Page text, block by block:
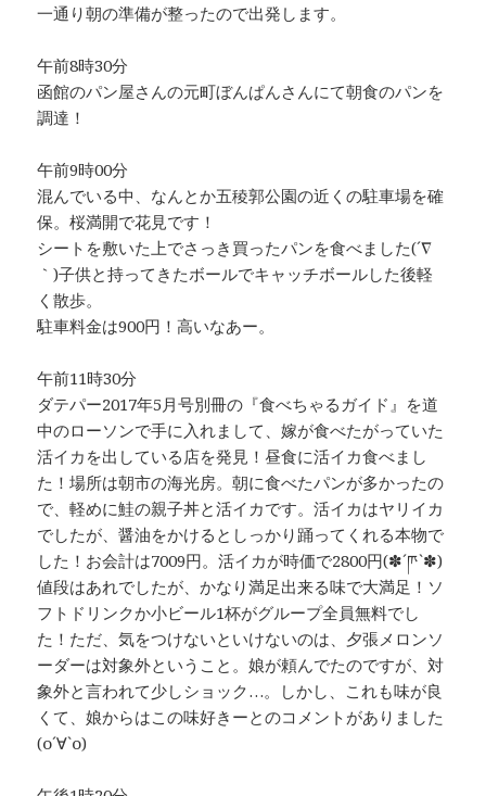
一通り朝の準備が整ったので出発します。
午前8時30分
函館のパン屋さんの元町ぼんぱんさんにて朝食のパンを
調達！
午前9時00分
混んでいる中、なんとか五稜郭公園の近くの駐車場を確
保。桜満開で花見です！
シートを敷いた上でさっき買ったパンを食べました(´∇
｀)子供と持ってきたボールでキャッチボールした後軽
く散歩。
駐車料金は900円！高いなあー。
午前11時30分
ダテパー2017年5月号別冊の『食べちゃるガイド』を道
中のローソンで手に入れまして、嫁が食べたがっていた
活イカを出している店を発見！昼食に活イカ食べまし
た！場所は朝市の海光房。朝に食べたパンが多かったの
で、軽めに鮭の親子丼と活イカです。活イカはヤリイカ
でしたが、醤油をかけるとしっかり踊ってくれる本物で
した！お会計は7009円。活イカが時価で2800円(✽´ཫ`✽)
値段はあれでしたが、かなり満足出来る味で大満足！ソ
フトドリンクか小ビール1杯がグループ全員無料でし
た！ただ、気をつけないといけないのは、夕張メロンソ
ーダーは対象外ということ。娘が頼んでたのですが、対
象外と言われて少しショック…。しかし、これも味が良
くて、娘からはこの味好きーとのコメントがありました
(о´∀`о)